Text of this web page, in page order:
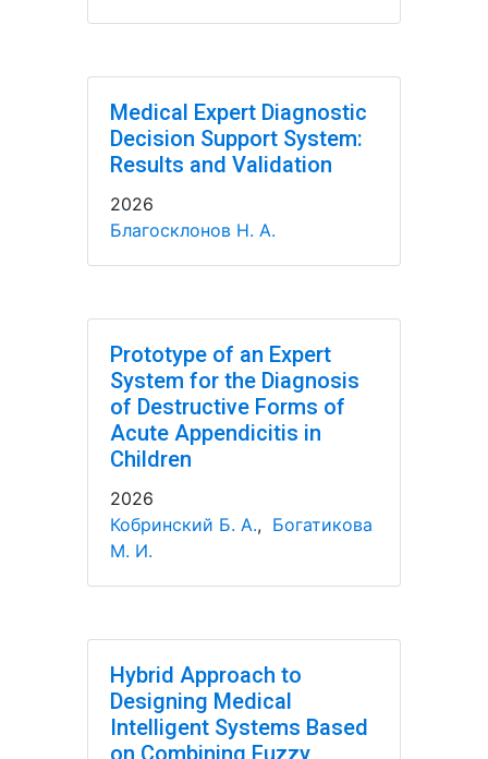
Medical Expert Diagnostic
Decision Support System:
Results and Validation
2026
Благосклонов Н. А.
Prototype of an Expert
System for the Diagnosis
of Destructive Forms of
Acute Appendicitis in
Children
2026
Кобринский Б. А., Богатикова
М. И.
Hybrid Approach to
Designing Medical
Intelligent Systems Based
on Combining Fuzzy